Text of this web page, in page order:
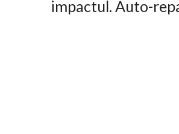
impactul. Auto-